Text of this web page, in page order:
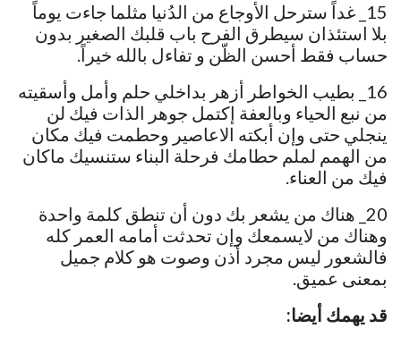
15_ غداً سترحل الأوجاع من الدُنيا مثلما جاءت يوماً
بلا استئذان سيطرق الفرح باب قلبك الصغير بدون
حساب فقط أحسن الظّن و تفاءل بالله خيراً.
16_ بطيب الخواطر أزهر بداخلي حلم وأمل وأسقيته
من نبع الحياء وبالعفة إكتمل جوهر الذات فيك لن
ينجلي حتى وإن أبكته الاعاصير وحطمت فيك مكان
من الهمم لملم حطامك فرحلة البناء ستنسيك ماكان
فيك من العناء.
20_ هناك من يشعر بك دون أن تنطق كلمة واحدة
وهناك من لايسمعك وإن تحدثت أمامه العمر كله
فالشعور ليس مجرد أذن وصوت هو كلام جميل
بمعنى عميق.
قد يهمك أيضا: